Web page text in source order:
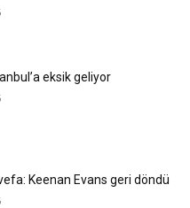
eksik geliyor
Keenan Evans geri döndü